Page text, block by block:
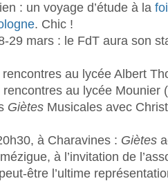
: un voyage d’étude à la
. Chic !
29 mars : le FdT aura son
au lycée Albert
au lycée Mounier
Giètes Musicales avec
à Charavines : Giètes
à l’invitation de
être l’ultime